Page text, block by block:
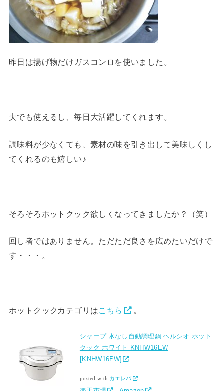
昨日は揚げ物だけガスコンロを使いました。
夫でも使えるし、毎日大活躍してくれます。
調味料が少なくても、素材の味を引き出して美味しくし
てくれるのも嬉しい♪
そろそろホットクック欲しくなってきましたか？（笑）
回し者ではありません。ただただ良さを広めたいだけで
す・・・。
ホットクックカテゴリはこちら 。
シャープ 水なし自動調理鍋 ヘルシオ ホット
クック ホワイト KNHW16EW
[KNHW16EW]
posted with カエレバ